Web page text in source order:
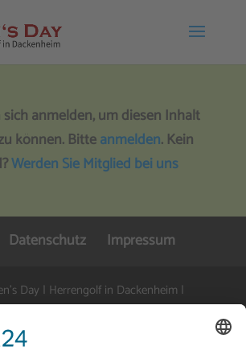
sich anmelden, um diesen Inhalt
können. Bitteanmelden. Kein
Werden Sie Mitglied bei uns
Datenschutz Impressum
Day | Herrengolf in Dackenheim |